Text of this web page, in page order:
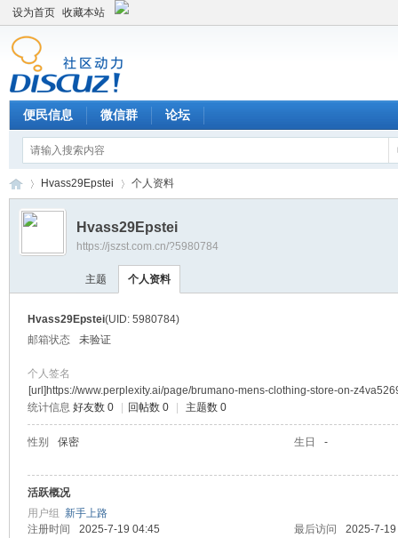
设为首页 收藏本站
便民信息 微信群 论坛
›
Hvass29Epstei 个人资料
Hvass29Epstei
https://jszst.com.cn/?5980784
主题 个人资料
Hvass29Epstei(UID: 5980784)
邮箱状态
未验证
个人签名
[url]https://www.perplexity.ai/page/brumano-mens-clothing-store-on-
统计信息 好友数 0 回帖数 0 主题数 0
性别 保密 生日 -
活跃概况
用户组 新手上路
注册时间
2025-7-19 04:45 最后访问
2025-7-